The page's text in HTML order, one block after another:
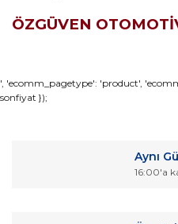
ÖZGÜVEN
Bu ürünün fiyat bilgisi, resim,
konularda yetersiz
Ürün resmi kalitesiz, bozuk
', 'ecomm_pagetype': 'product',
sonfiyat });
Aynı
16:00'a